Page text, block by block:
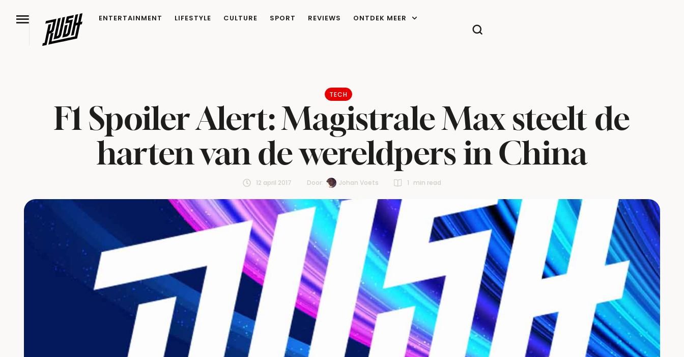
ENTERTAINMENT LIFESTYLE CULTURE SPORT REVIEWS ONTDEK MEER
TECH
F1 Spoiler Alert: Magistrale Max steelt de
harten van de wereldpers in China
12 april 2017 Door: Johan Voets 1 min read